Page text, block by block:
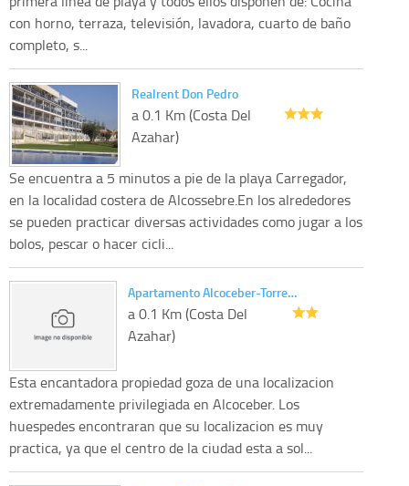
con horno, terraza, televisión, lavadora, cuarto de baño
completo, s...
Realrent Don Pedro
a 0.1 Km (Costa Del
Azahar)
Se encuentra a 5 minutos a pie de la playa Carregador,
en la localidad costera de Alcossebre.En los alrededores
se pueden practicar diversas actividades como jugar a los
bolos, pescar o hacer cicli...
Apartamento Alcoceber-Torre…
a 0.1 Km (Costa Del
Azahar)
Esta encantadora propiedad goza de una localizacion
extremadamente privilegiada en Alcoceber. Los
huespedes encontraran que su localizacion es muy
practica, ya que el centro de la ciudad esta a sol...